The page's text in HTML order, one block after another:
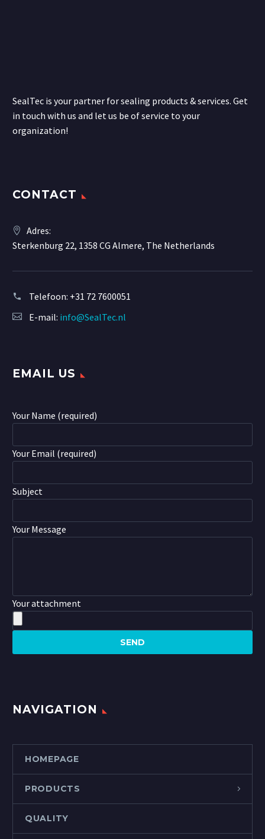
SealTec is your partner for sealing products & services. Get
in touch with us and let us be of service to your
organization!
CONTACT
Adres:
Sterkenburg 22, 1358 CG Almere, The Netherlands
Telefoon: +31 72 7600051
E-mail: info@SealTec.nl
EMAIL US
Your Name (required)
Your Email (required)
Subject
Your Message
Your attachment
NAVIGATION
HOMEPAGE
PRODUCTS
QUALITY